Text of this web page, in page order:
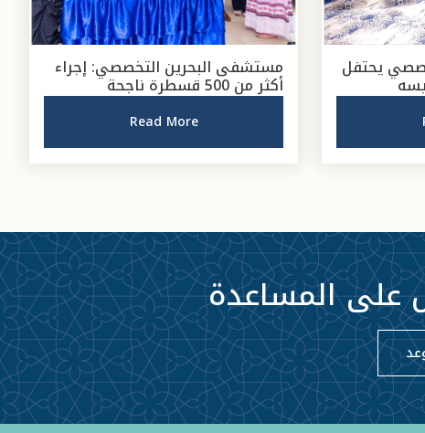
يحتفل مستشفى البحرين التخصصي: إجراء
أكثر من 500 قسطرة ناجحة
Read More
على المساعدة